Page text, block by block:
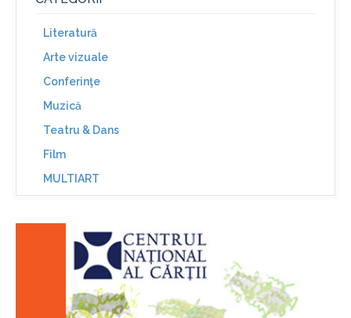
Literatură
Arte vizuale
Conferinţe
Muzică
Teatru & Dans
Film
MULTIART